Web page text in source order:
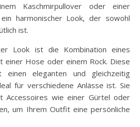
Kaschmirpullover oder einer
harmonischer Look, der sowohl
ist.
Look ist die Kombination eines
einer Hose oder einem Rock. Diese
einen eleganten und gleichzeitig
für verschiedene Anlässe ist. Sie
Accessoires wie einer Gürtel oder
um Ihrem Outfit eine persönliche